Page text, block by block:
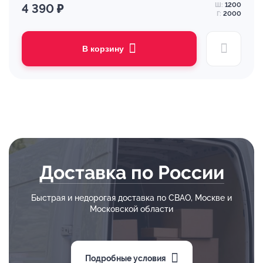
4 390 ₽ Ш: 1200
Г: 2000
В корзину
Доставка по России
Быстрая и недорогая доставка по СВАО, Москве и
Московской области
Подробные условия